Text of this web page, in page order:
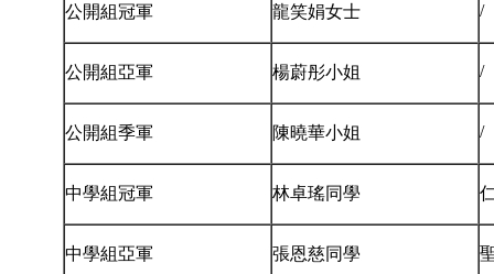
公開組冠軍 龍笑娟女士 /
公開組亞軍 楊蔚彤小姐 /
公開組季軍 陳曉華小姐 /
中學組冠軍 林卓瑤同學
中學組亞軍 張恩慈同學